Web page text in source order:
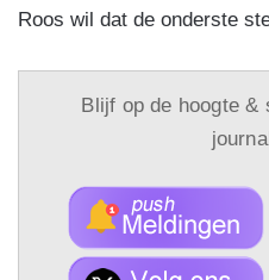
Roos wil dat de onderste
Blijf op de hoogte &